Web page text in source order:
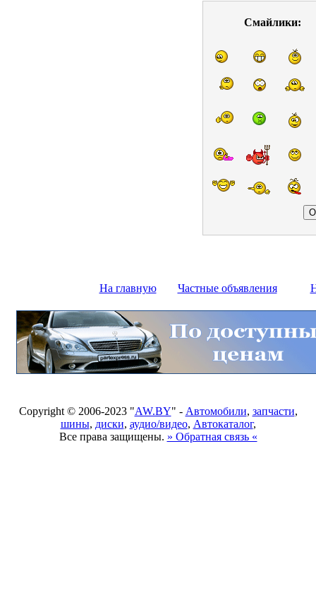
Смайлики:
На главную Частные объявления
Copyright © 2006-2023 "AW.BY" - Автомобили, запчасти,
шины, диски, аудио/видео, Автокаталог,
Все права защищены. » Обратная связь «